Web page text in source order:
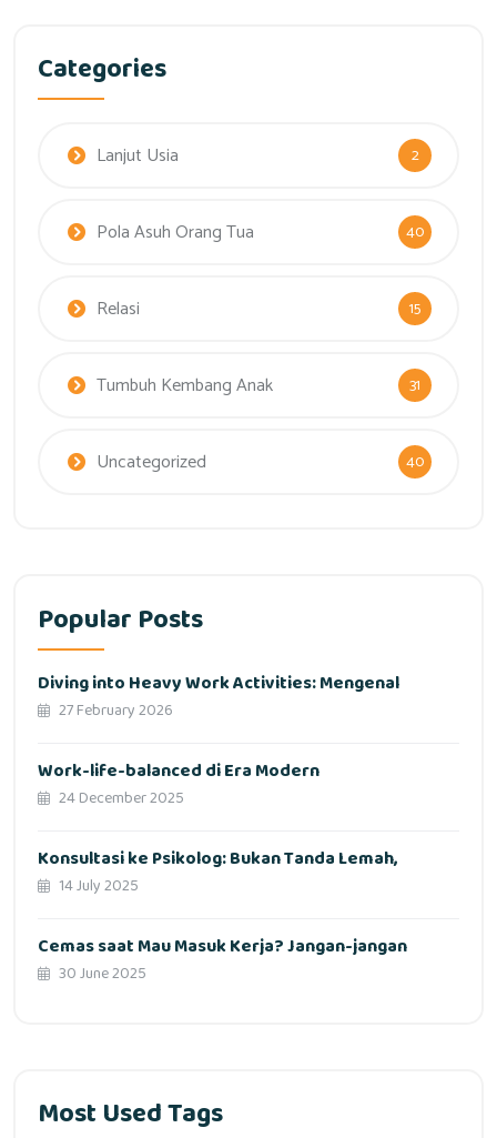
Categories
Lanjut Usia 2
Pola Asuh Orang Tua 40
Relasi 15
Tumbuh Kembang Anak 31
Uncategorized 40
Popular Posts
Diving into Heavy Work Activities: Mengenal
27 February 2026
Work-life-balanced di Era Modern
24 December 2025
Konsultasi ke Psikolog: Bukan Tanda Lemah,
14 July 2025
Cemas saat Mau Masuk Kerja? Jangan-jangan
30 June 2025
Most Used Tags